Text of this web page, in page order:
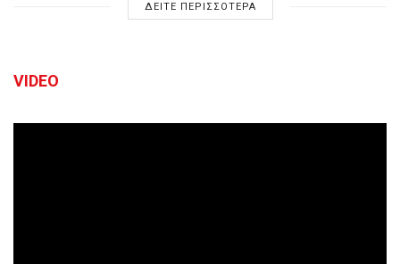
ΔΕΙΤΕ ΠΕΡΙΣΣΟΤΕΡΑ
VIDEO